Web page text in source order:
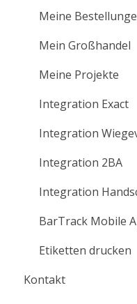
Videos mit
Meine
Mein Großhandel
Meine Projekte
Integration Exact
Integration
Integration 2BA
Integration
BarTrack Mobile
Etiketten drucken
Kontakt